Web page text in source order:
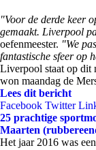
"Voor de derde keer
gemaakt. Liverpool
oefenmeester. "We
fantastische sfeer op
Liverpool staat op dit
won maandag de
Lees dit bericht
Facebook Twitter
25 prachtige
Maarten
Het jaar 2016 was